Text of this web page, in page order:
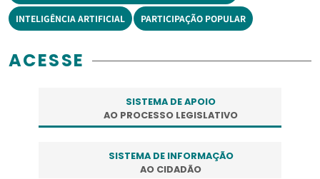
INTELIGÊNCIA ARTIFICIAL PARTICIPAÇÃO POPULAR
ACESSE
SISTEMA DE APOIO
AO PROCESSO LEGISLATIVO
SISTEMA DE INFORMAÇÃO
AO CIDADÃO